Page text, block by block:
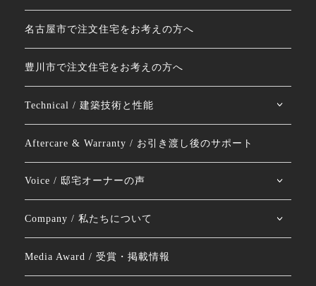
名古屋市で注文住宅をお考えの方へ
豊川市で注文住宅をお考えの方へ
Technical / 建築技術と性能
Aftercare & Warranty / お引き渡し後のサポート
Voice / 邸宅オーナーの声
Company / 私たちについて
Media Award / 受賞・掲載情報